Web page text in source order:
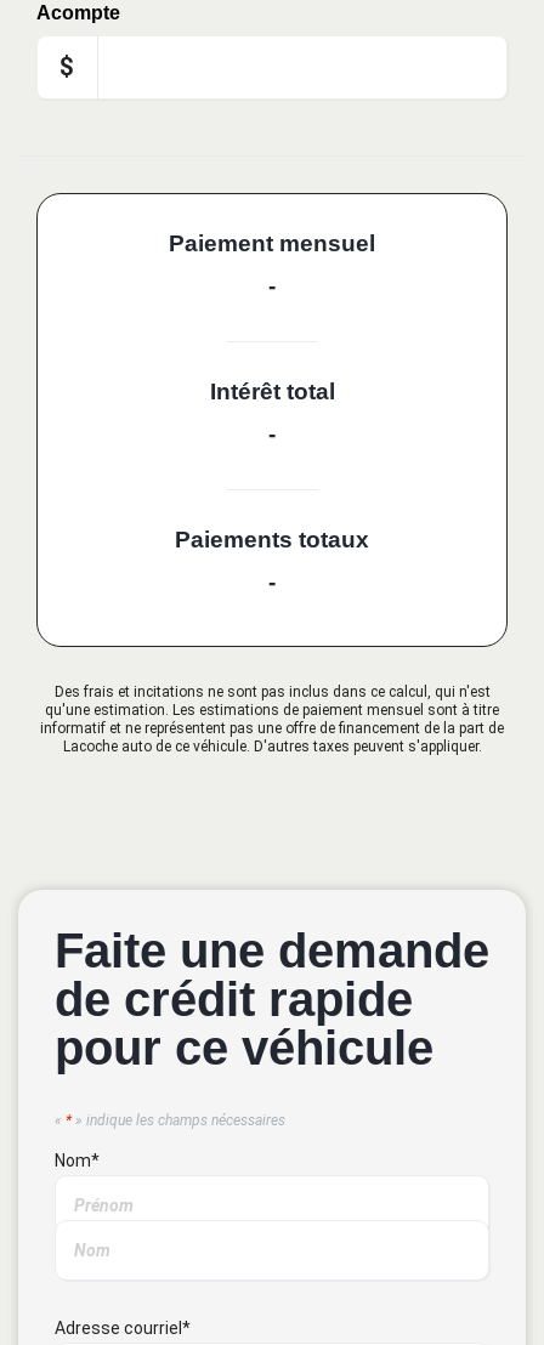
Acompte
$
Paiement mensuel
-
Intérêt total
-
Paiements totaux
-
Des frais et incitations ne sont pas inclus dans ce calcul, qui n'est
qu'une estimation. Les estimations de paiement mensuel sont à titre
informatif et ne représentent pas une offre de financement de la part de
Lacoche auto de ce véhicule. D'autres taxes peuvent s'appliquer.
Faite une demande
de crédit rapide
pour ce véhicule
« *» indique les champs nécessaires
Nom*
Adresse courriel *